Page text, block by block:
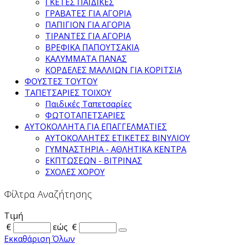
ΓΡΑΒΑΤΕΣ ΓΙΑ ΑΓΟΡΙΑ
ΠΑΠΙΓΙΟΝ ΓΙΑ ΑΓΟΡΙΑ
ΤΙΡΑΝΤΕΣ ΓΙΑ ΑΓΟΡΙΑ
ΒΡΕΦΙΚΑ ΠΑΠΟΥΤΣΑΚΙΑ
ΚΑΛΥΜΜΑΤΑ ΠΑΝΑΣ
ΚΟΡΔΕΛΕΣ ΜΑΛΛΙΩΝ ΓΙΑ ΚΟΡΙΤΣΙΑ
ΦΟΥΣΤΕΣ ΤΟΥΤΟΥ
ΤΑΠΕΤΣΑΡΙΕΣ ΤΟΙΧΟΥ
Παιδικές Ταπετσαρίες
ΦΩΤΟΤΑΠΕΤΣΑΡΙΕΣ
ΑΥΤΟΚΟΛΛΗΤΑ ΓΙΑ ΕΠΑΓΓΕΛΜΑΤΙΕΣ
ΑΥΤΟΚΟΛΛΗΤΕΣ ΕΤΙΚΕΤΕΣ ΒΙΝΥΛΙΟΥ
ΓΥΜΝΑΣΤΗΡΙΑ - ΑΘΛΗΤΙΚΑ ΚΕΝΤΡΑ
ΕΚΠΤΩΣΕΩΝ - ΒΙΤΡΙΝΑΣ
ΣΧΟΛΕΣ ΧΟΡΟΥ
Φίλτρα Αναζήτησης
Τιμή
€
εώς €
Εκκαθάριση Όλων